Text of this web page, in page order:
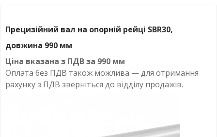
Прецизійний вал на опорній рейці SBR30,
довжина 990 мм
Ціна вказана з ПДВ за 990 мм
Оплата без ПДВ також можлива — для отримання
рахунку з ПДВ зверніться до відділу продажів.